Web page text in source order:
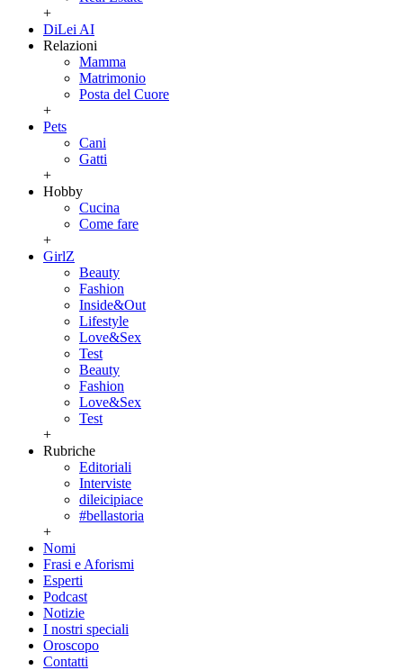
+
DiLei AI
Relazioni
Mamma
Matrimonio
Posta del Cuore
+
Pets
Cani
Gatti
+
Hobby
Cucina
Come fare
+
GirlZ
Beauty
Fashion
Inside&Out
Lifestyle
Love&Sex
Test
Beauty
Fashion
Love&Sex
Test
+
Rubriche
Editoriali
Interviste
dileicipiace
#bellastoria
+
Nomi
Frasi e Aforismi
Esperti
Podcast
Notizie
I nostri speciali
Oroscopo
Contatti